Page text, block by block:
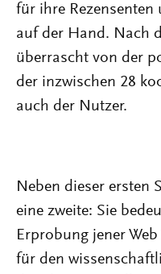
für ihre Rezensenten
auf der Hand. Nach
überrascht von der
der inzwischen 28
auch der Nutzer.
Neben dieser ersten
eine zweite: Sie
Erprobung jener
für den